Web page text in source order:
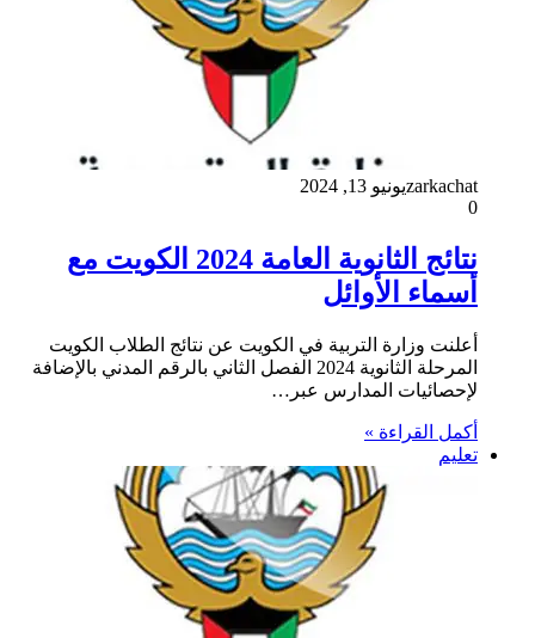
zarkachatيونيو 13, 2024
0
نتائج الثانوية العامة 2024 الكويت مع
أسماء الأوائل
أعلنت وزارة التربية في الكويت عن نتائج الطلاب الكويت
المرحلة الثانوية 2024 الفصل الثاني بالرقم المدني بالإضافة
لإحصائيات المدارس عبر…
أكمل القراءة »
تعليم